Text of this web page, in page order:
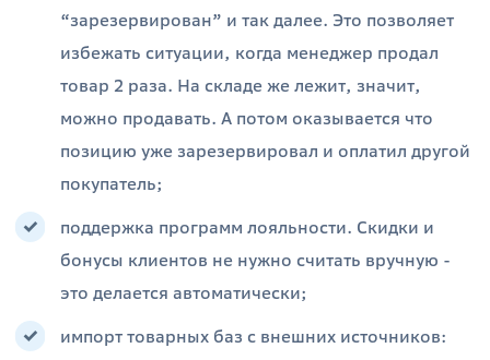
“зарезервирован” и так далее. Это позволяет
избежать ситуации, когда менеджер продал
товар 2 раза. На складе же лежит, значит,
можно продавать. А потом оказывается что
позицию уже зарезервировал и оплатил другой
покупатель;
поддержка программ лояльности. Скидки и
бонусы клиентов не нужно считать вручную -
это делается автоматически;
импорт товарных баз с внешних источников: